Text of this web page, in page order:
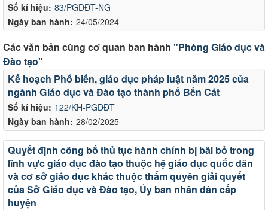
Số kí hiệu: 83/PGDĐT-NG
Ngày ban hành: 24/05/2024
Các văn bản cùng cơ quan ban hành "Phòng Giáo dục và
Đào tạo"
Số kí hiệu: 122/KH-PGDĐT
Ngày ban hành: 28/02/2025
Kế hoạch Phổ biến, giáo dục pháp luật năm 2025 của
ngành Giáo dục và Đào tạo thành phố Bến Cát
Quyết định công bố thủ tục hành chính bị bãi bỏ trong
lĩnh vực giáo dục đào tạo thuộc hệ giáo dục quốc dân
và cơ sở giáo dục khác thuộc thẩm quyền giải quyết
của Sở Giáo dục và Đào tạo, Ủy ban nhân dân cấp
huyện